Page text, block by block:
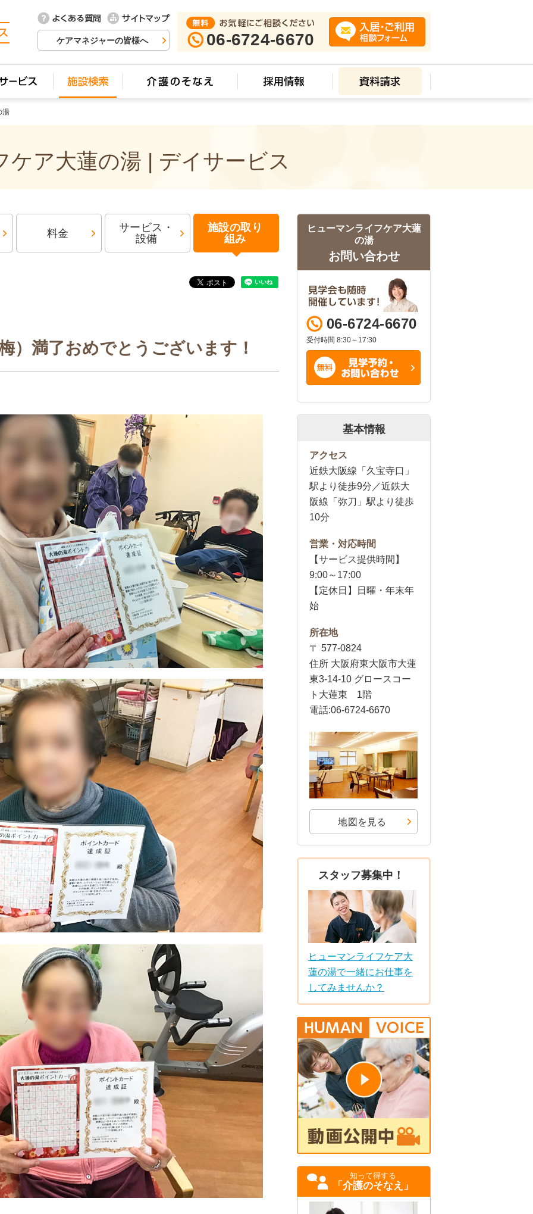
ケアマネジャーの皆様へ 06-6724-6670
湯
ケア大蓮の湯 | デイサービス
料金
サービス・
設備
施設の取り
組み
）満了おめでとうございます！
ヒューマンライフケア大蓮
の湯
お問い合わせ
06-6724-6670
受付時間 8:30～17:30
基本情報
アクセス
近鉄大阪線「久宝寺口」
駅より徒歩9分／近鉄大
阪線「弥刀」駅より徒歩
10分
営業・対応時間
【サービス提供時間】
9:00～17:00
【定休日】日曜・年末年
始
所在地
〒 577-0824
住所 大阪府東大阪市大蓮
東3-14-10 グロースコー
ト大蓮東 1階
電話:06-6724-6670
地図を見る
スタッフ募集中！
ヒューマンライフケア大
蓮の湯で一緒にお仕事を
してみませんか？
知って得する
「介護のそなえ」